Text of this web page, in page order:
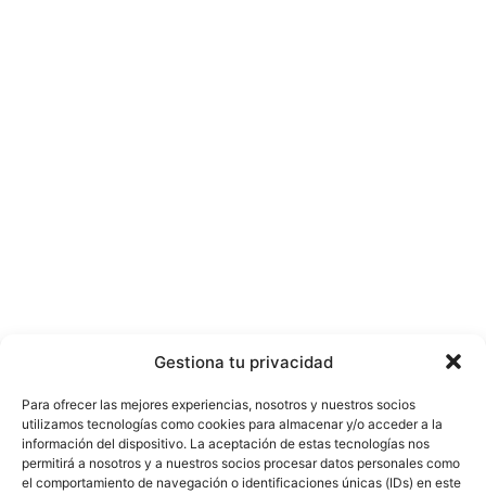
Gestiona tu privacidad
Para ofrecer las mejores experiencias, nosotros y nuestros socios
utilizamos tecnologías como cookies para almacenar y/o acceder a la
información del dispositivo. La aceptación de estas tecnologías nos
permitirá a nosotros y a nuestros socios procesar datos personales como
el comportamiento de navegación o identificaciones únicas (IDs) en este